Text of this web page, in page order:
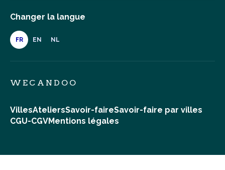
Changer la langue
FR EN NL
WECANDOO
VillesAteliersSavoir-faireSavoir-faire par villes
CGU-CGVMentions légales